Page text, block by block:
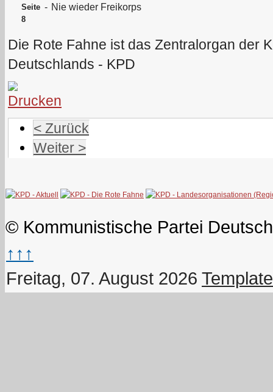
Seite
8
- Nie wieder Freikorps
Die Rote Fahne ist das Zentralorgan der
Deutschlands - KPD
< Zurück
Weiter >
© Kommunistische Partei
↑↑↑
Freitag, 07. August 2026